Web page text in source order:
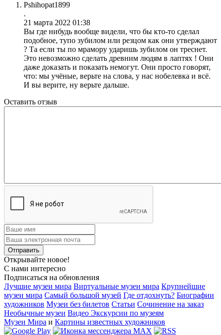
Pshihopat1899
.
21 марта 2022 01:38
Вы где нибудь вообще видели, что бы кто-то сделал
подобное, тупо зубилом или резцом как они утверждают
? Та если ты по мрамору ударишь зубилом он треснет.
Это невозможно сделать древним людям в лаптях ! Они
даже доказать и показать немогут. Они просто говорят,
что: мы учёные, верьте на слова, у нас нобелевка и всё.
И вы верите, ну верьте дальше.
Оставить отзыв
Открывайте новое!
С нами интересно
Подписаться на обновления
Лучшие музеи мира Виртуальные музеи мира Крупнейшие
музеи мира Самый большой музей Где отдохнуть? Биографии
художников Музеи без билетов Статьи Сочинение на заказ
Необычные музеи Видео Экскурсии по музеям
Музеи Мира и Картины известных художников